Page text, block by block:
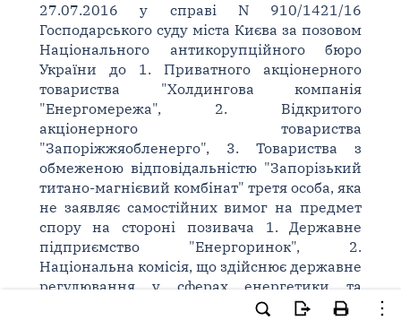
27.07.2016 у справі N 910/1421/16
Господарського суду міста Києва за позовом
Національного антикорупційного бюро
України до 1. Приватного акціонерного
товариства "Холдингова компанія
"Енергомережа", 2. Відкритого
акціонерного товариства
"Запоріжжяобленерго", 3. Товариства з
обмеженою відповідальністю "Запорізький
титано-магнієвий комбінат" третя особа, яка
не заявляє самостійних вимог на предмет
спору на стороні позивача 1. Державне
підприємство "Енергоринок", 2.
Національна комісія, що здійснює державне
регулювання у сферах енергетики та
комунальних послуг про визнання